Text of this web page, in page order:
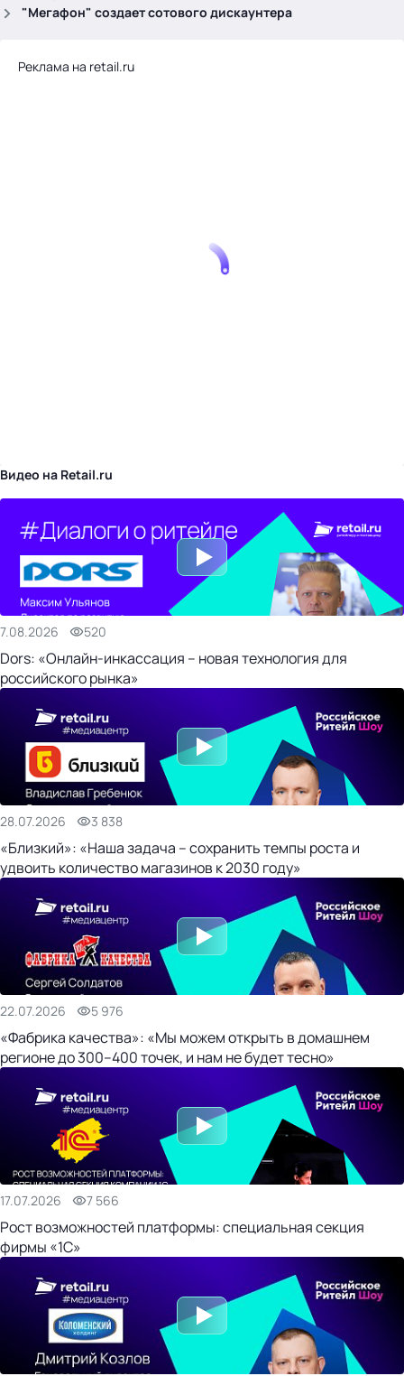
"Мегафон" создает сотового дискаунтера
Реклама на retail.ru
Видео на Retail.ru
7.08.2026 520
Dors: «Онлайн-инкассация – новая технология для
российского рынка»
28.07.2026 3 838
«Близкий»: «Наша задача – сохранить темпы роста и
удвоить количество магазинов к 2030 году»
22.07.2026 5 976
«Фабрика качества»: «Мы можем открыть в домашнем
регионе до 300–400 точек, и нам не будет тесно»
17.07.2026 7 566
Рост возможностей платформы: специальная секция
фирмы «1С»